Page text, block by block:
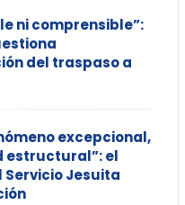
ni comprensible”:
del traspaso a
excepcional,
estructural”: el
Jesuita